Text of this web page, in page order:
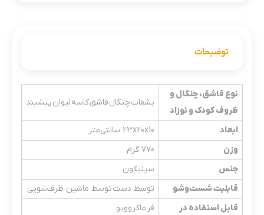
توضیحات
نوع قاشق، چنگال و
ظروف کودک و نوزاد
بشقاب چنگال قاشق کاسه لیوان پیشبند
ابعاد
23x20x10 سانتی‌متر
وزن
770 گرم
جنس
سیلیکون
قابلیت شست‌وشو
توسط دست توسط ماشین ظرف‌شویی
قابل استفاده در
فر ماکروویو